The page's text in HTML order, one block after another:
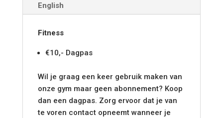
English
Fitness
€10,- Dagpas
Wil je graag een keer gebruik maken van
onze gym maar geen abonnement? Koop
dan een dagpas. Zorg ervoor dat je van
te voren contact opneemt wanneer je